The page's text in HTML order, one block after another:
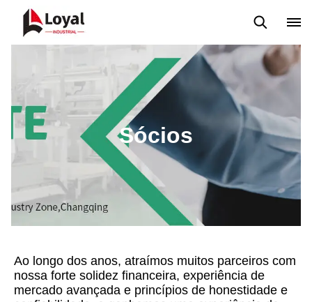
Certificados Parceiros Organizações
Sócios
Ao longo dos anos, atraímos muitos parceiros com
nossa forte solidez financeira, experiência de
mercado avançada e princípios de honestidade e